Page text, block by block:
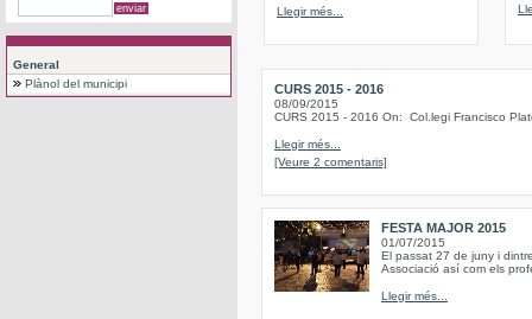
General
Plànol del municipi
Llegir més...
CURS 2015 - 2016
08/09/2015
CURS 2015 - 2016 On: Col.legi Francisco
Llegir més...
[Veure 2 comentaris]
FESTA MAJOR 2015
01/07/2015
El passat 27 de juny i
Associació así com els
Llegir més...